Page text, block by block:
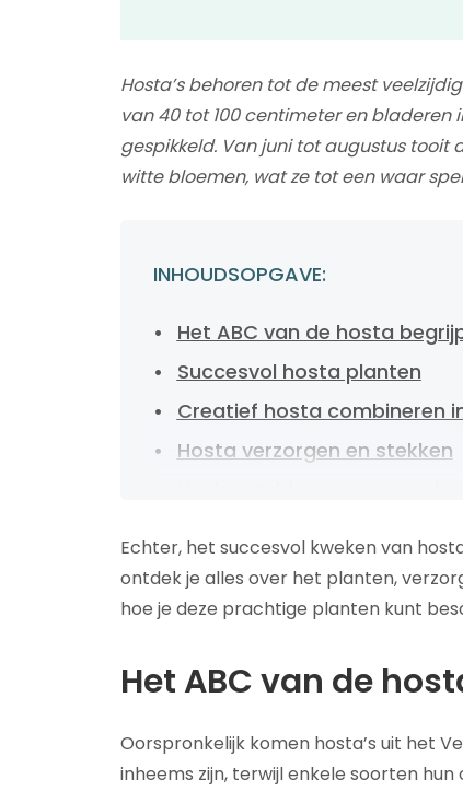
Hosta’s behoren tot de meest
van 40 tot 100 centimeter en bladeren
gespikkeld. Van juni tot augustus tooit
witte bloemen, wat ze tot een waar
INHOUDSOPGAVE:
Het ABC van de hosta
Succesvol hosta planten
Creatief hosta combineren
Hosta verzorgen en stekken
Echter, het succesvol kweken van
ontdek je alles over het planten,
hoe je deze prachtige planten kunt
Het ABC van de
Oorspronkelijk komen hosta’s uit het
inheems zijn, terwijl enkele soorten